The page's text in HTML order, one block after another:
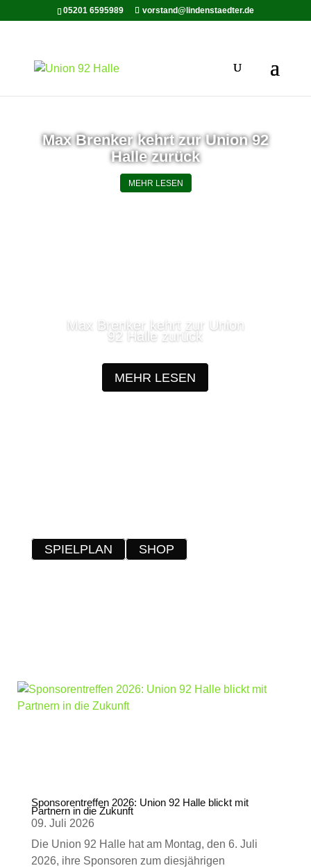
05201 6595989 vorstand@lindenstaedter.de
Max Brenker kehrt zur Union 92
Halle zurück
MEHR LESEN
Max Brenker kehrt zur Union
92 Halle zurück
MEHR LESEN
SPIELPLAN SHOP
Sponsorentreffen 2026: Union 92 Halle blickt mit
Partnern in die Zukunft
09. Juli 2026
Die Union 92 Halle hat am Montag, den 6. Juli
2026, ihre Sponsoren zum diesjährigen